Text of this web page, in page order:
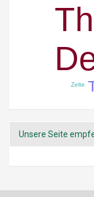
Zelte
Unsere Seite